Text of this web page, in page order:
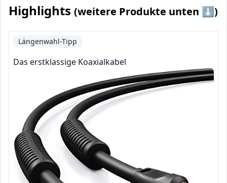
Highlights (weitere Produkte unten ⬇️)
Längenwahl-Tipp
Das erstklassige Koaxialkabel